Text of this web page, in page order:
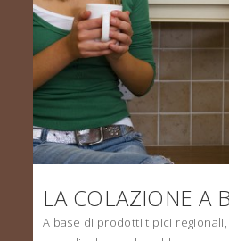
LA COLAZIONE A
A base di prodotti tipici